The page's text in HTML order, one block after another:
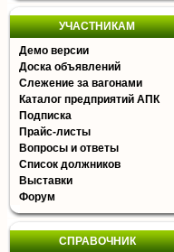
УЧАСТНИКАМ
Демо версии
Доска объявлений
Слежение за вагонами
Каталог предприятий АПК
Подписка
Прайс-листы
Вопросы и ответы
Список должников
Выставки
Форум
СПРАВОЧНИК